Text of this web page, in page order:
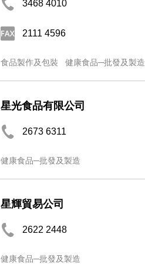
3468 4010
2111 4596
食品製作及包裝 健康食品─批發及製造
星光食品有限公司
2673 6311
健康食品─批發及製造
星輝貿易公司
2622 2448
健康食品─批發及製造